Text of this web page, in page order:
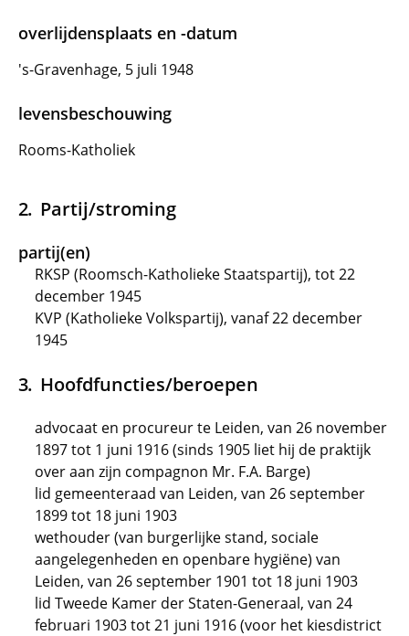
overlijdensplaats en -datum
's-Gravenhage, 5 juli 1948
levensbeschouwing
Rooms-Katholiek
Partij/stroming
partij(en)
RKSP (Roomsch-Katholieke Staatspartij), tot 22
december 1945
KVP (Katholieke Volkspartij), vanaf 22 december
1945
Hoofdfuncties/beroepen
advocaat en procureur te Leiden, van 26 november
1897 tot 1 juni 1916 (sinds 1905 liet hij de praktijk
over aan zijn compagnon Mr. F.A. Barge)
lid gemeenteraad van Leiden, van 26 september
1899 tot 18 juni 1903
wethouder (van burgerlijke stand, sociale
aangelegenheden en openbare hygiëne) van
Leiden, van 26 september 1901 tot 18 juni 1903
lid Tweede Kamer der Staten-Generaal, van 24
februari 1903 tot 21 juni 1916 (voor het kiesdistrict